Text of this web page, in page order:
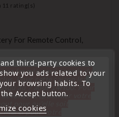
11 rating(s)
For Remote Control,
third-party cookies to
you ads related to your
browsing habits. To
Accept button.
cookies
fermée pour congés du
Pour cette raison les
7 aout 14H00. Pour
réceptionner votre
pour qu'elle soit
Merci pour votre